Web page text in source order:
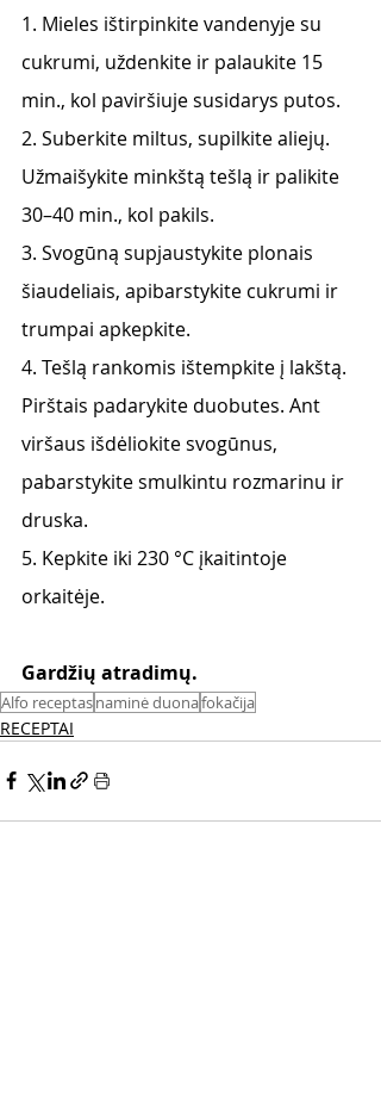
1. Mieles ištirpinkite vandenyje su
cukrumi, uždenkite ir palaukite 15
min., kol paviršiuje susidarys putos.
2. Suberkite miltus, supilkite aliejų.
Užmaišykite minkštą tešlą ir palikite
30–40 min., kol pakils.
3. Svogūną supjaustykite plonais
šiaudeliais, apibarstykite cukrumi ir
trumpai apkepkite.
4. Tešlą rankomis ištempkite į lakštą.
Pirštais padarykite duobutes. Ant
viršaus išdėliokite svogūnus,
pabarstykite smulkintu rozmarinu ir
druska.
5. Kepkite iki 230 °C įkaitintoje
orkaitėje.
Gardžių atradimų.
Alfo receptasnaminė duonafokačija
RECEPTAI